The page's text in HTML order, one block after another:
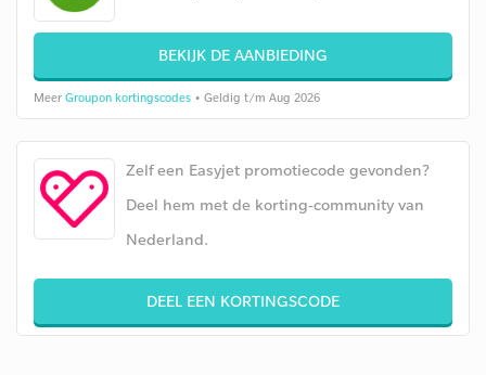
BEKIJK DE AANBIEDING
Meer Groupon kortingscodes • Geldig t/m Aug 2026
Zelf een Easyjet promotiecode gevonden?
Deel hem met de korting-community van
Nederland.
DEEL EEN KORTINGSCODE